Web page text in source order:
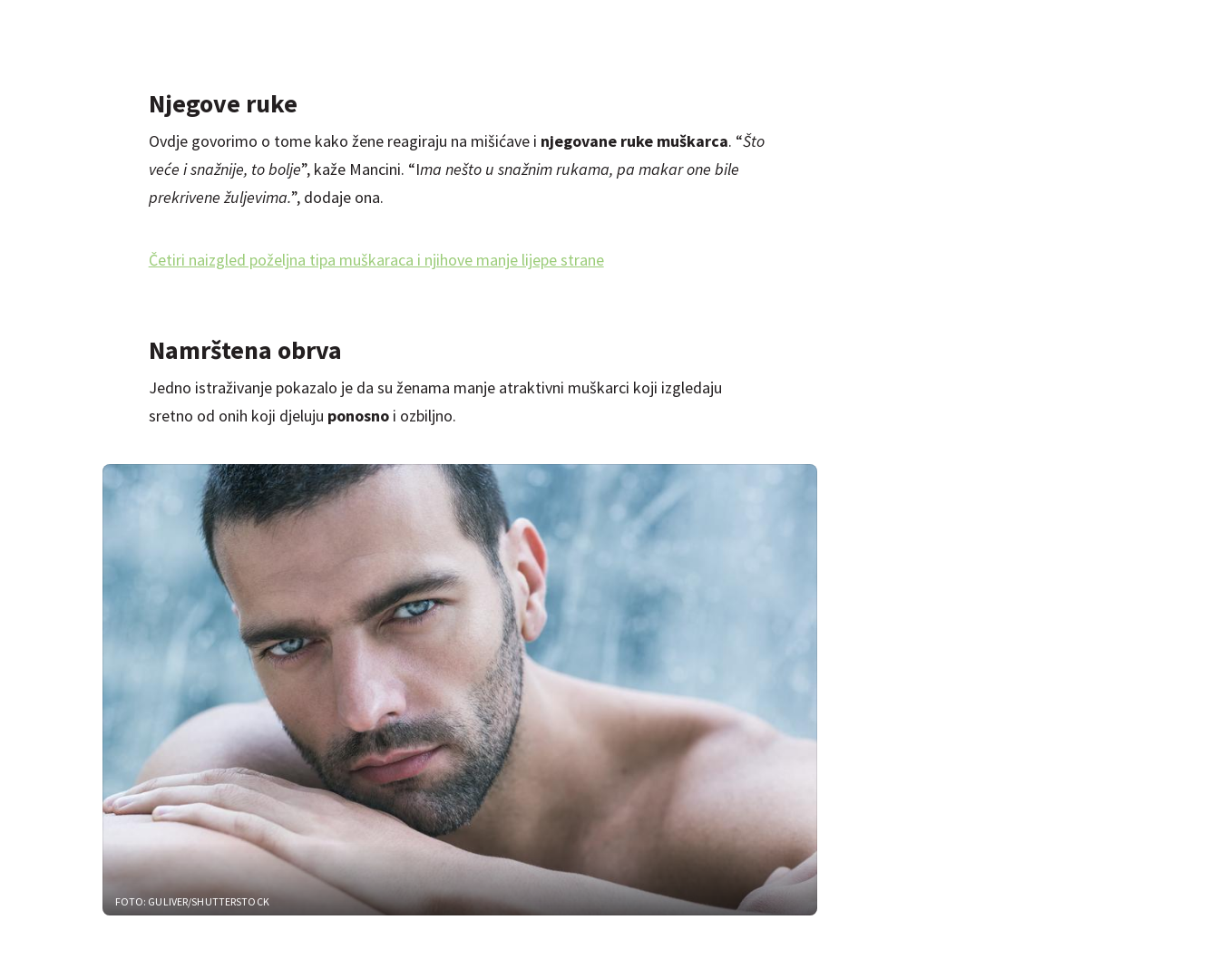
Njegove ruke
Ovdje govorimo o tome kako žene reagiraju na mišićave i njegovane ruke muškarca. “Što
veće i snažnije, to bolje”, kaže Mancini. “Ima nešto u snažnim rukama, pa makar one bile
prekrivene žuljevima.”, dodaje ona.
Četiri naizgled poželjna tipa muškaraca i njihove manje lijepe strane
Namrštena obrva
Jedno istraživanje pokazalo je da su ženama manje atraktivni muškarci koji izgledaju
sretno od onih koji djeluju ponosnoi ozbiljno.
FOTO: GULIVER/SHUTTERSTOCK